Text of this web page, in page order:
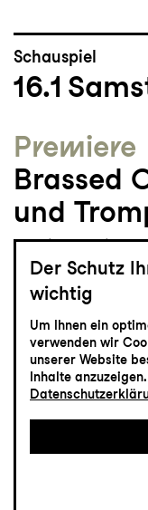
Schauspiel
16.1
Premiere
Brassed
und
Tragikomödie
Drehbuch von
Grosses Haus
Der Schutz
wichtig
Um Ihnen ein
verwenden wir
unserer Website
Inhalte